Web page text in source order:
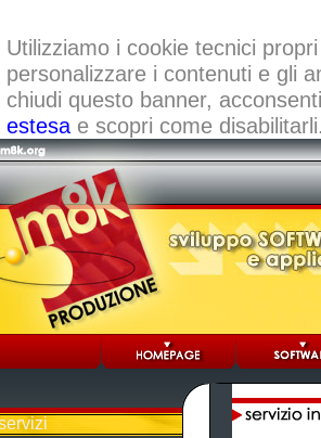
Utilizziamo i cookie tecnici
personalizzare i contenuti e gli
chiudi questo banner,
estesae scopri come